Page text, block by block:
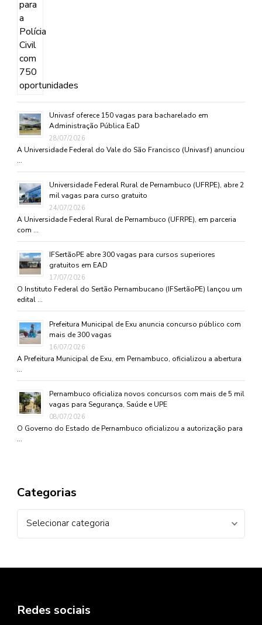
Univasf oferece 150 vagas para bacharelado em
Administração Pública EaD
28/07/2026
A Universidade Federal do Vale do São Francisco (Univasf) anunciou
…
Universidade Federal Rural de Pernambuco (UFRPE), abre 2
mil vagas para curso gratuito
24/07/2026
A Universidade Federal Rural de Pernambuco (UFRPE), em parceria
com …
IFSertãoPE abre 300 vagas para cursos superiores
gratuitos em EAD
17/07/2026
O Instituto Federal do Sertão Pernambucano (IFSertãoPE) lançou um
edital …
Prefeitura Municipal de Exu anuncia concurso público com
mais de 300 vagas
16/07/2026
A Prefeitura Municipal de Exu, em Pernambuco, oficializou a abertura
…
Pernambuco oficializa novos concursos com mais de 5 mil
vagas para Segurança, Saúde e UPE
08/07/2026
O Governo do Estado de Pernambuco oficializou a autorização para
…
Categorias
Redes sociais